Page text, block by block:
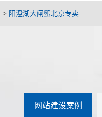
> 阳澄湖大闸蟹北京专卖
网站建设案例